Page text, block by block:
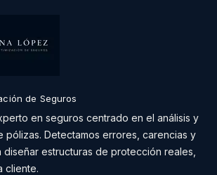
de Seguros
en seguros centrado en el análisis y
pólizas. Detectamos errores, carencias y
estructuras de protección reales,
cliente.